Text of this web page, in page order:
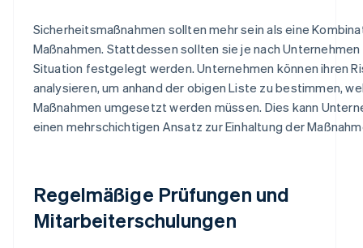
Sicherheitsmaßnahmen sollten mehr sein als eine
Maßnahmen. Stattdessen sollten sie je nach
Situation festgelegt werden. Unternehmen können ihren
analysieren, um anhand der obigen Liste zu bestimmen,
Maßnahmen umgesetzt werden müssen. Dies kann
einen mehrschichtigen Ansatz zur Einhaltung der
Regelmäßige Prüfungen und
Mitarbeiterschulungen